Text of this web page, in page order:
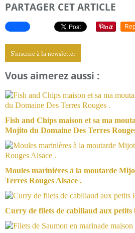
PARTAGER CET ARTICLE
S'inscrire à la newsletter
Vous aimerez aussi :
Fish and Chips maison et sa ma
Mojito du Domaine Des Terres
Moules marinières à la moutarde
Terres Rouges Alsace .
Curry de filets de cabillaud aux petits